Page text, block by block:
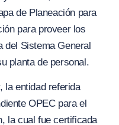
de Planeación para
para proveer los
del Sistema General
planta de personal.
la entidad referida
OPEC para el
la cual fue certificada